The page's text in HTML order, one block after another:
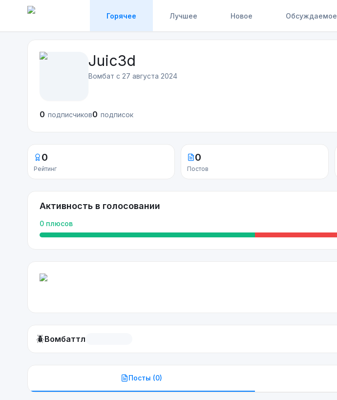
Горячее Лучшее Новое Обсуждаемое
Juic3d
Вомбат с 27 августа 2024
0 подписчиков0 подписок
0
Рейтинг
0
Постов
Активность в голосовании
0 плюсов
🪲Вомбаттл
Посты (0)